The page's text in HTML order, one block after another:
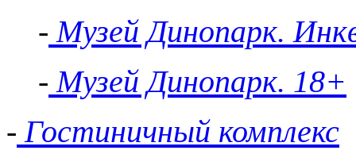
- Музей Динопарк.
- Музей Динопарк. 18+
- Гостиничный комплекс